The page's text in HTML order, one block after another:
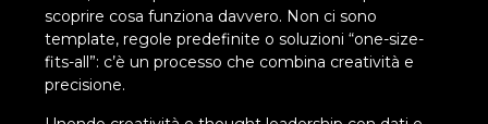
scoprire cosa funziona davvero. Non ci sono
template, regole predefinite o soluzioni “one-size-
fits-all”: c’è un processo che combina creatività e
precisione.